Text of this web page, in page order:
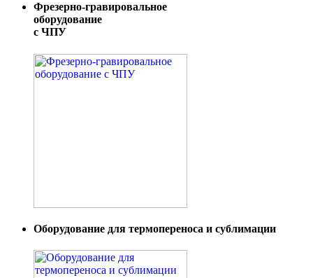
Фрезерно-гравировальное
оборудование
с ЧПУ
Оборудование для термопереноса и сублимации